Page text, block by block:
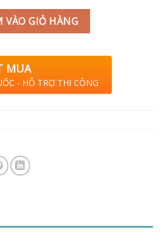
số lượng
VÀO GIỎ HÀNG
MUA
- HỖ TRỢ THI CÔNG